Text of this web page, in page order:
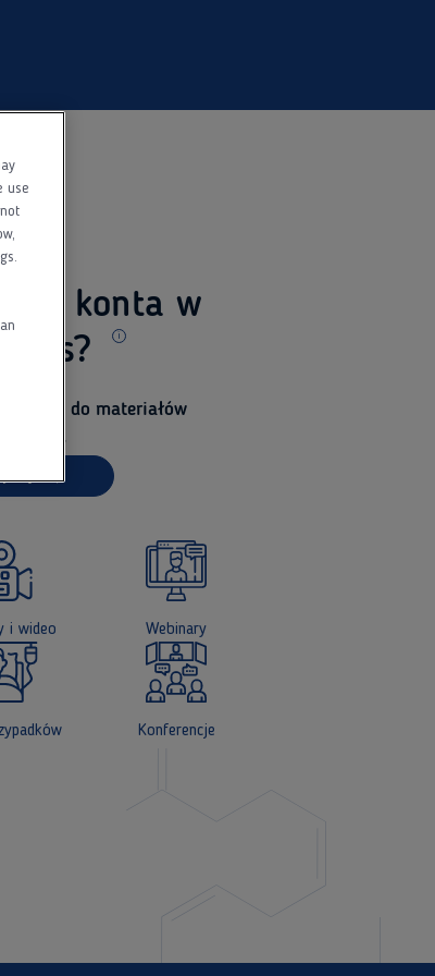
konta w
dostęp do materiałów
i wideo Webinary
Konferencje
use